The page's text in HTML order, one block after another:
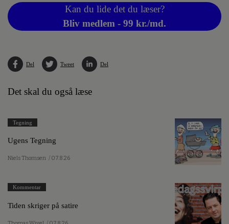
Kan du lide det du læser?
Bliv medlem - 99 kr./md.
Del Tweet Del
Det skal du også læse
Tegning
Ugens Tegning
Niels Thomsen / 07.8.26
Kommentar
Tiden skriger på satire